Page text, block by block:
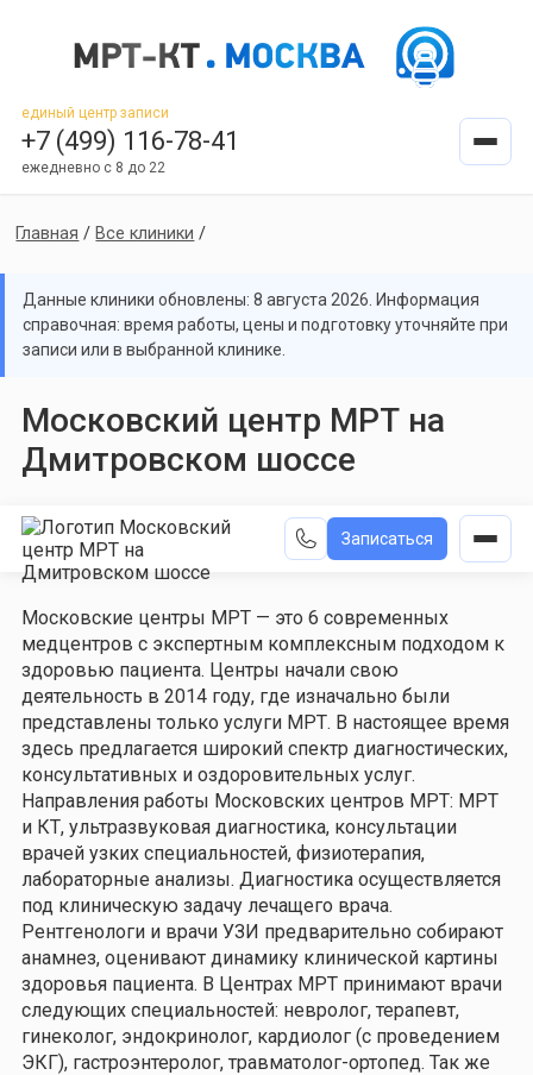
единый центр записи
+7 (499) 116-78-41
ежедневно с 8 до 22
Главная / Все клиники /
Данные клиники обновлены: 8 августа 2026. Информация
справочная: время работы, цены и подготовку уточняйте при
записи или в выбранной клинике.
Московский центр МРТ на
Дмитровском шоссе
Записаться
Московские центры МРТ — это 6 современных
медцентров с экспертным комплексным подходом к
здоровью пациента. Центры начали свою
деятельность в 2014 году, где изначально были
представлены только услуги МРТ. В настоящее время
здесь предлагается широкий спектр диагностических,
консультативных и оздоровительных услуг.
Направления работы Московских центров МРТ: МРТ
и КТ, ультразвуковая диагностика, консультации
врачей узких специальностей, физиотерапия,
лабораторные анализы. Диагностика осуществляется
под клиническую задачу лечащего врача.
Рентгенологи и врачи УЗИ предварительно собирают
анамнез, оценивают динамику клинической картины
здоровья пациента. В Центрах МРТ принимают врачи
следующих специальностей: невролог, терапевт,
гинеколог, эндокринолог, кардиолог (с проведением
ЭКГ), гастроэнтеролог, травматолог-ортопед. Так же